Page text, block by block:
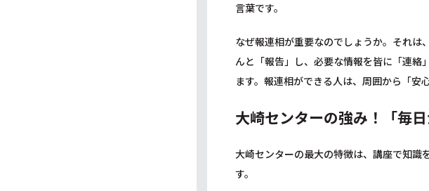
言葉です。
なぜ報連相が重要なのでしょうか。それは
んと「報告」し、必要な情報を皆に「連絡
ます。報連相ができる人は、周囲から「安
大崎センターの強み！「毎
大崎センターの最大の特徴は、講座で知識
す。